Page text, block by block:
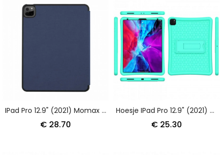
IPad Pro 12.9" (2021) Momax Origami
€ 28.70
Hoesje IPad Pro 12.9" (2021) (2020) Siliconen Houder Bescherming Hoesje
€ 25.30